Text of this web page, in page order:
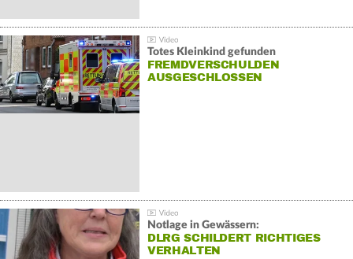
Totes Kleinkind gefunden
FREMDVERSCHULDEN
AUSGESCHLOSSEN
Notlage in Gewässern:
DLRG SCHILDERT RICHTIGES
VERHALTEN